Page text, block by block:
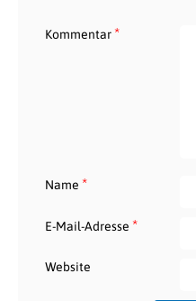
Kommentar*
Name *
E-Mail-Adresse *
Website